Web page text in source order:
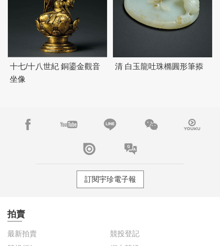
十七/十八世紀 銅鎏金觀音
坐像
清 白玉龍吐珠橢圓形筆掭
訂閱宇珍電子報
拍賣
最新拍賣
競投登記